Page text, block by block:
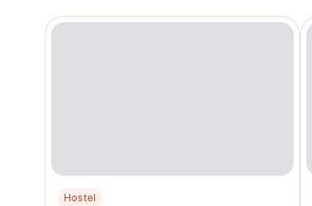
Hostel